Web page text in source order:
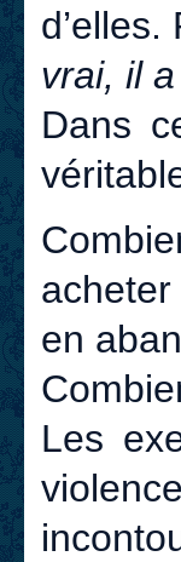
vrai, il
Dans
en
Les